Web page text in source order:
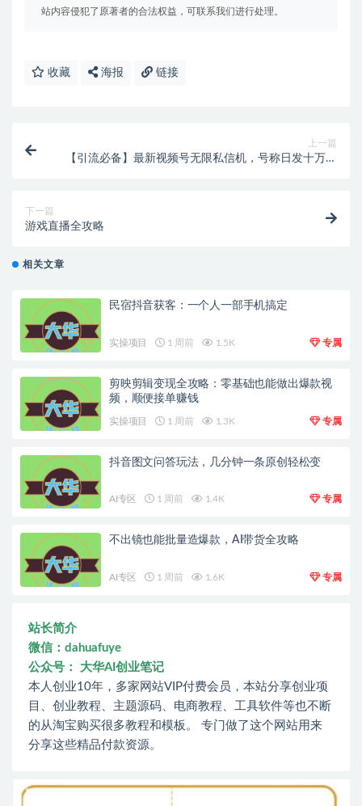
站内容侵犯了原著者的合法权益，可联系我们进行处理。
收藏 海报 链接
上一篇
【引流必备】最新视频号无限私信机，号称日发十万条
下一篇
游戏直播全攻略
相关文章
民宿抖音获客：一个人一部手机搞定
实操项目 1 周前 1.5K 专属
剪映剪辑变现全攻略：零基础也能做出爆款视
频，顺便接单赚钱
实操项目 1 周前 1.3K 专属
抖音图文问答玩法，几分钟一条原创轻松变
AI专区 1 周前 1.4K 专属
不出镜也能批量造爆款，AI带货全攻略
AI专区 1 周前 1.6K 专属
站长简介
微信：dahuafuye
公众号： 大华AI创业笔记
本人创业10年，多家网站VIP付费会员，本站分享创业项
目、创业教程、主题源码、电商教程、工具软件等也不断
的从淘宝购买很多教程和模板。 专门做了这个网站用来
分享这些精品付款资源。